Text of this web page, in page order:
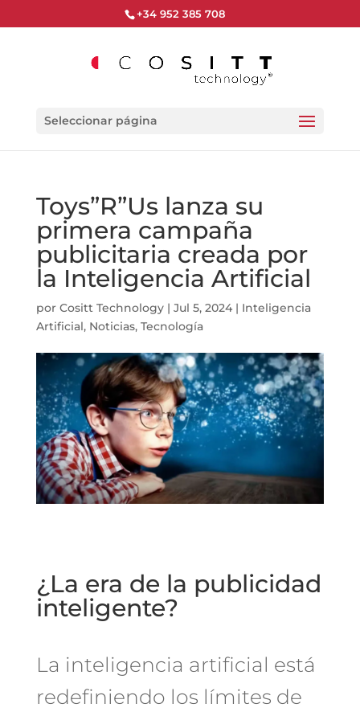
+34 952 385 708
Seleccionar página
Toys”R”Us lanza su
primera campaña
publicitaria creada por
la Inteligencia Artificial
por Cositt Technology| Jul 5, 2024| Inteligencia
Artificial, Noticias, Tecnología
¿La era de la publicidad
inteligente?
La inteligencia artificial está
redefiniendo los límites de